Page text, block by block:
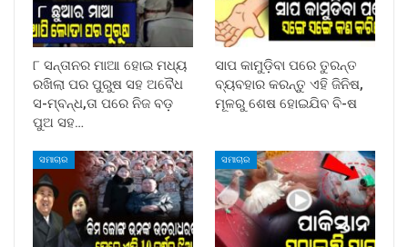
୮ ସନ୍ତାନର ମାଆ ହୋଇ ମଧ୍ୟ
ରଖିଲା ପର ପୁରୁଷ ସହ ଅବୈଧ
ସ-ମ୍ବନ୍ଧ,ତା ପରେ ନିଜ ବଡ଼
ପୁଅ ସହ…
ସାପ କାମୁଡ଼ିବା ପରେ ତୁରନ୍ତ
ବ୍ୟବହାର କରନ୍ତୁ ଏହି ଜିନିଷ,
ମୂଳରୁ ଶେଷ ହୋଇଯିବ ବି-ଷ
ସମାଚାର ସମାଚାର